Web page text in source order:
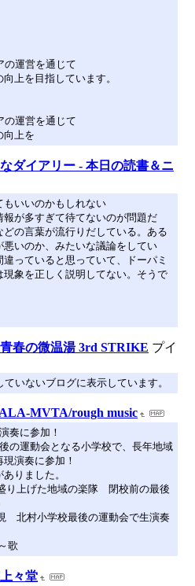
の運営を通じて
上を目指しています。
の運営を通じて
向上を
ダイアリー - 本日の読書＆ニ
もいいのかもしれない
報が多すぎて待てないのが問題だ
どの言葉が流行りだしている。ある
いのか、みたいな議論をしてい
っていると思っていて、ドーパミ
象を正しく説明してない。そうで
春の微温湯 3rd STRIKE プイ
いないブログに表示しています。
MVTA/rough music
奏に参加！
の運動会となる小学校で、長年地域
演奏に参加！
りました。
り上げた地域の楽隊 閉校前の最後
北村小学校最後の運動会で生演奏
歌
々堂